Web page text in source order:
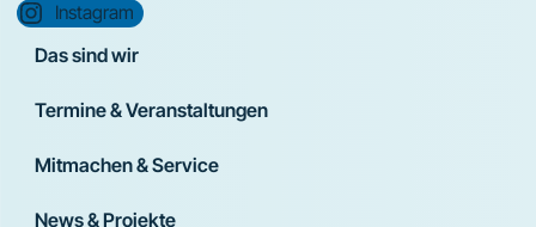
Instagram
Das sind wir
Termine & Veranstaltungen
Mitmachen & Service
News & Projekte